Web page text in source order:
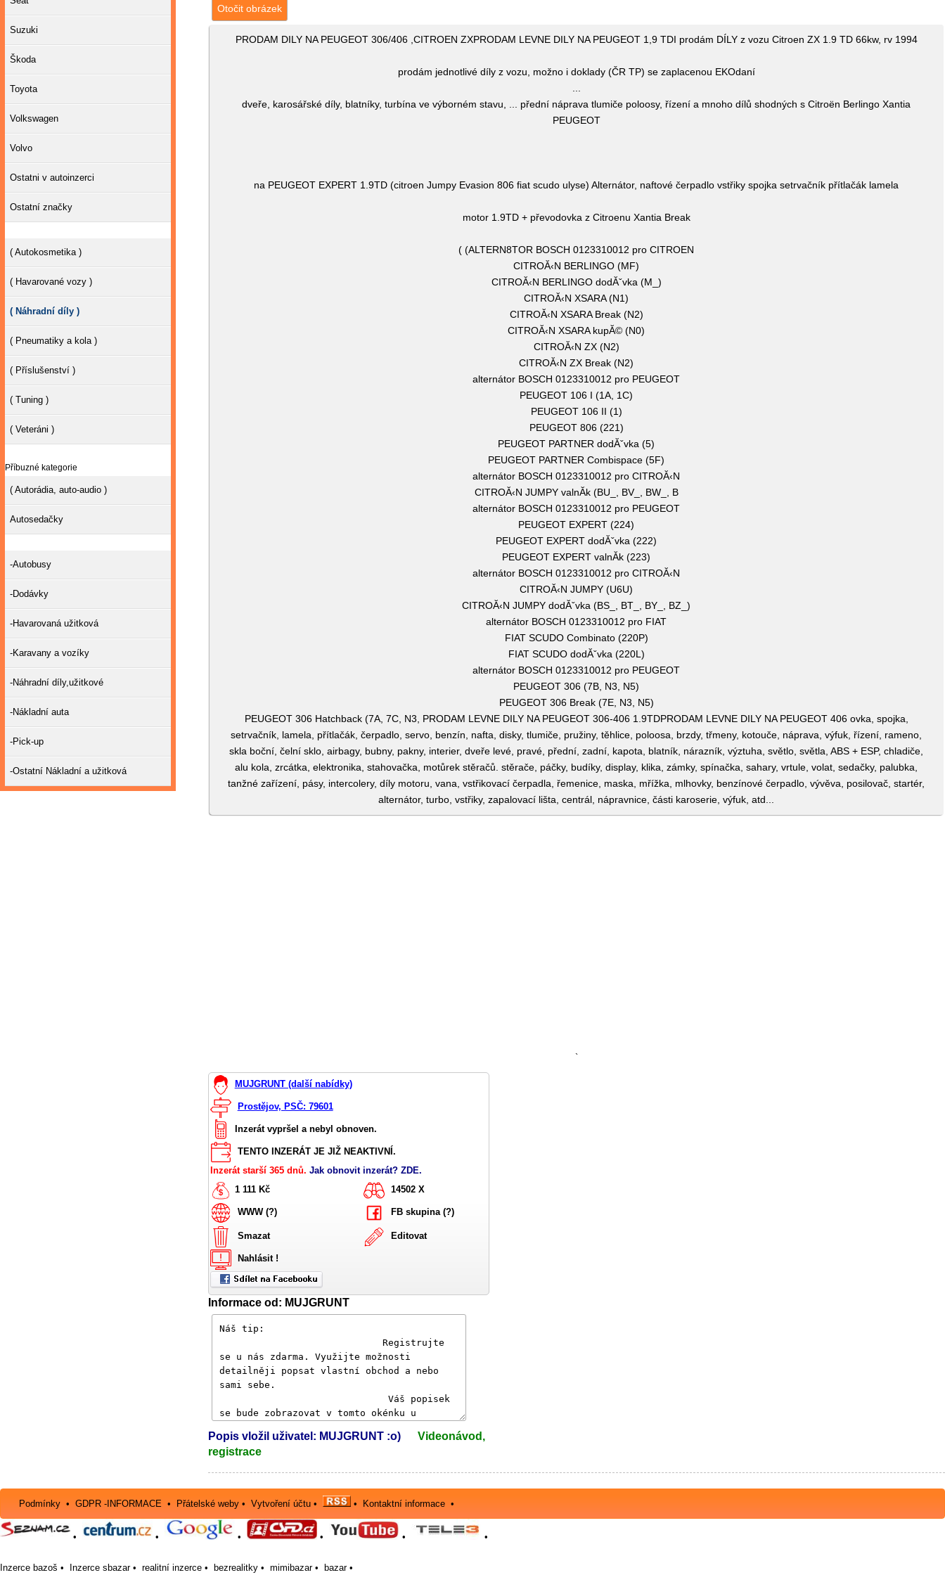
Otočit obrázek
PRODAM DILY NA PEUGEOT 306/406 ,CITROEN ZXPRODAM LEVNE DILY NA PEUGEOT 1,9 TDI prodám DÍLY z vozu Citroen ZX 1.9 TD 66kw, rv 1994
prodám jednotlivé díly z vozu, možno i doklady (ČR TP) se zaplacenou EKOdaní
dveře, karosářské díly, blatníky, turbína ve výborném stavu, ... přední náprava tlumiče poloosy, řízení a mnoho dílů shodných s Citroën Berlingo Xantia
PEUGEOT
na PEUGEOT EXPERT 1.9TD (citroen Jumpy Evasion 806 fiat scudo ulyse) Alternátor, naftové čerpadlo vstřiky spojka setrvačník přítlačák lamela
motor 1.9TD + převodovka z Citroenu Xantia Break
( (ALTERN8TOR BOSCH 0123310012 pro CITROEN
CITROĂ‹N BERLINGO (MF)
CITROĂ‹N BERLINGO dodĂˇvka (M_)
CITROĂ‹N XSARA (N1)
CITROĂ‹N XSARA Break (N2)
CITROĂ‹N XSARA kupĂ© (N0)
CITROĂ‹N ZX (N2)
CITROĂ‹N ZX Break (N2)
alternátor BOSCH 0123310012 pro PEUGEOT
PEUGEOT 106 I (1A, 1C)
PEUGEOT 106 II (1)
PEUGEOT 806 (221)
PEUGEOT PARTNER dodĂˇvka (5)
PEUGEOT PARTNER Combispace (5F)
alternátor BOSCH 0123310012 pro CITROĂ‹N
CITROĂ‹N JUMPY valnĂ­k (BU_, BV_, BW_, B
alternátor BOSCH 0123310012 pro PEUGEOT
PEUGEOT EXPERT (224)
PEUGEOT EXPERT dodĂˇvka (222)
PEUGEOT EXPERT valnĂ­k (223)
alternátor BOSCH 0123310012 pro CITROĂ‹N
CITROĂ‹N JUMPY (U6U)
CITROĂ‹N JUMPY dodĂˇvka (BS_, BT_, BY_, BZ_)
alternátor BOSCH 0123310012 pro FIAT
FIAT SCUDO Combinato (220P)
FIAT SCUDO dodĂˇvka (220L)
alternátor BOSCH 0123310012 pro PEUGEOT
PEUGEOT 306 (7B, N3, N5)
PEUGEOT 306 Break (7E, N3, N5)
PEUGEOT 306 Hatchback (7A, 7C, N3, PRODAM LEVNE DILY NA PEUGEOT 306-406 1.9TDPRODAM LEVNE DILY NA PEUGEOT 406 ovka, spojka,
setrvačník, lamela, přítlačák, čerpadlo, servo, benzín, nafta, disky, tlumiče, pružiny, těhlice, poloosa, brzdy, třmeny, kotouče, náprava, výfuk, řízení, rameno,
skla boční, čelní sklo, airbagy, bubny, pakny, interier, dveře levé, pravé, přední, zadní, kapota, blatník, nárazník, výztuha, světlo, světla, ABS + ESP, chladiče,
alu kola, zrcátka, elektronika, stahovačka, motůrek stěračů. stěrače, páčky, budíky, display, klika, zámky, spínačka, sahary, vrtule, volat, sedačky, palubka,
tanžné zařízení, pásy, intercolery, díly motoru, vana, vstřikovací čerpadla, řemenice, maska, mřížka, mlhovky, benzínové čerpadlo, vývěva, posilovač, startér,
alternátor, turbo, vstřiky, zapalovací lišta, centrál, nápravnice, části karoserie, výfuk, atd...
`
MUJGRUNT (další nabídky)
Prostějov, PSČ: 79601
Inzerát vypršel a nebyl obnoven.
TENTO INZERÁT JE JIŽ NEAKTIVNÍ.
Inzerát starší 365 dnů. Jak obnovit inzerát? ZDE.
1 111 Kč
14502 X
WWW (?) FB skupina (?)
Smazat Editovat
Nahlásit !
Informace od: MUJGRUNT
Popis vložil uživatel: MUJGRUNT :o)
Videonávod,
registrace
Suzuki
Škoda
Toyota
Volkswagen
Volvo
Ostatni v autoinzerci
Ostatní značky
( Autokosmetika )
( Havarované vozy )
( Náhradní díly )
( Pneumatiky a kola )
( Příslušenství )
( Tuning )
( Veteráni )
Příbuzné kategorie
( Autorádia, auto-audio )
Autosedačky
-Autobusy
-Dodávky
-Havarovaná užitková
-Karavany a vozíky
-Náhradní díly,užitkové
-Nákladní auta
-Pick-up
-Ostatní Nákladní a užitková
Podmínky •GDPR -INFORMACE • Přátelské weby •Vytvoření účtu • • Kontaktní informace •
• • • • • •
Inzerce bazoš • Inzerce sbazar• realitní inzerce • bezrealitky • mimibazar• bazar•